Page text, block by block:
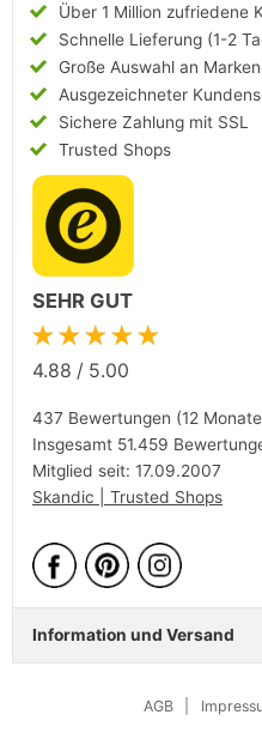
Über 1 Million zufriedene
Schnelle Lieferung (1-2
Große Auswahl an
Ausgezeichneter
Sichere Zahlung mit SSL
Trusted Shops
SEHR GUT
★★★★★
4.88 / 5.00
437 Bewertungen (12
Insgesamt 51.459
Mitglied seit: 17.09.2007
Skandic | Trusted Shops
Information und Versand
AGB